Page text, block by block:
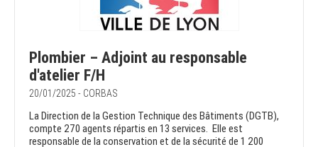
Plombier – Adjoint au responsable
d'atelier F/H
20/01/2025 - CORBAS
La Direction de la Gestion Technique des Bâtiments (DGTB),
compte 270 agents répartis en 13 services. Elle est
responsable de la conservation et de la sécurité de 1 200